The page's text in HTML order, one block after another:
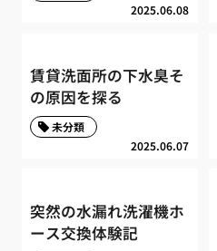
2025.06.08
賃貸洗面所の下水臭そ
の原因を探る
2025.06.07
未分類
突然の水漏れ洗濯機ホ
ース交換体験記